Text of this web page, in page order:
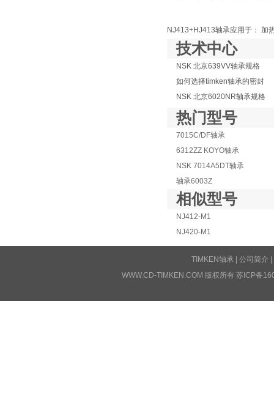
NJ413+HJ413轴承应用于： 加
技术中心
NSK 北京639VV轴承规格
如何选择timken轴承的密封
NSK 北京6020NR轴承规格
热门型号
7015C/DF轴承
6312ZZ KOYO轴承
NSK 7014A5DT轴承
轴承6003Z
相似型号
NJ412-M1
NJ420-M1
TIMKEN轴承 公司简介
WWW.CD-TIMKEN.COM 版权所有 苏ICP备